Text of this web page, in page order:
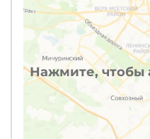
Нажмите, чтобы